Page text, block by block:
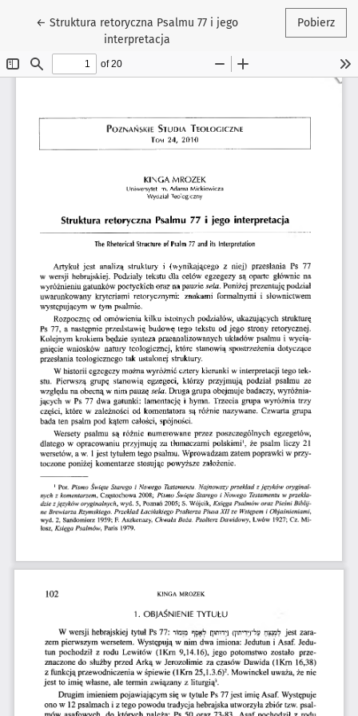
← Wróć do szczegółów artykułu
Struktura retoryczna Psalmu 77 i jego
interpretacja
Pobierz